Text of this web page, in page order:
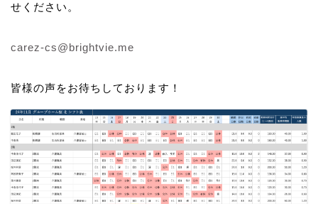
せください。
carez-cs@brightvie.me
皆様の声をお待ちしております！